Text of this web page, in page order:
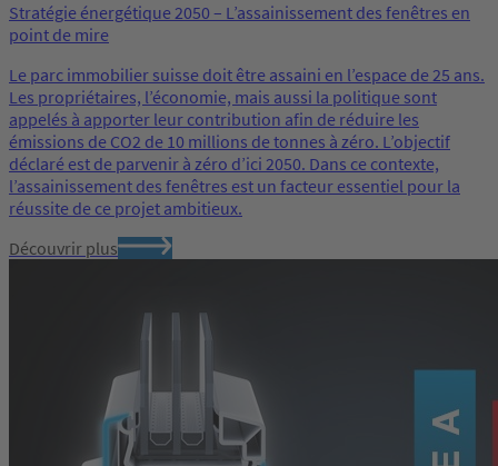
Stratégie énergétique 2050 – L’assainissement des fenêtres en
point de mire
Le parc immobilier suisse doit être assaini en l’espace de 25 ans.
Les propriétaires, l’économie, mais aussi la politique sont
appelés à apporter leur contribution afin de réduire les
émissions de CO2 de 10 millions de tonnes à zéro. L’objectif
déclaré est de parvenir à zéro d’ici 2050. Dans ce contexte,
l’assainissement des fenêtres est un facteur essentiel pour la
réussite de ce projet ambitieux.
Découvrir plus